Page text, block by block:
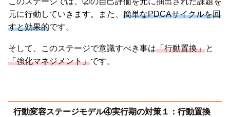
元に行動していきます。また、 簡単なPDCAサイクルを回
すと効果的です。
そして、このステージで意識すべき事は「行動置換」と
「強化マネジメント」です。
行動変容ステージモデル④実行期の対策１：行動置換